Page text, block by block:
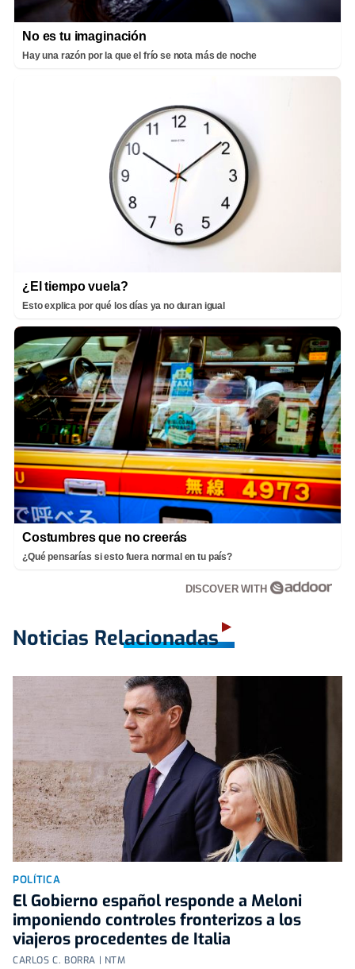
No es tu imaginación
Hay una razón por la que el frío se nota más de noche
¿El tiempo vuela?
Esto explica por qué los días ya no duran igual
Costumbres que no creerás
¿Qué pensarías si esto fuera normal en tu país?
DISCOVER WITH
Noticias Relacionadas
POLÍTICA
El Gobierno español responde a Meloni
imponiendo controles fronterizos a los
viajeros procedentes de Italia
CARLOS C. BORRA | NTM